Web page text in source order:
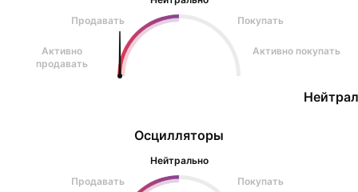
Осцилляторы
Нейтрально
Продавать
Покупать
Продавать
Покупать
Активно
продавать
Активно покупать